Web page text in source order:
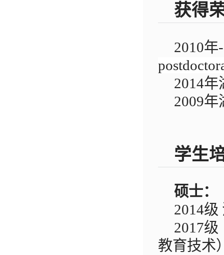
获得
2010年
2014年
2009年
学生
硕士：
2014级
2017级
教育技术